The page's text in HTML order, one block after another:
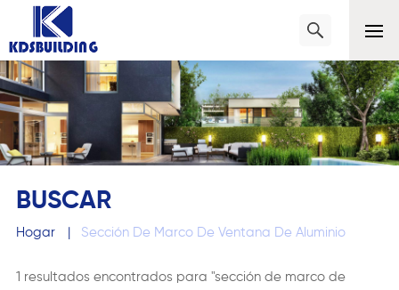
BUSCAR
Hogar | Sección De Marco De Ventana De Aluminio
1 resultados encontrados para "sección de marco de